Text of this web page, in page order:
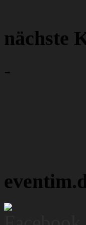
nächste
-